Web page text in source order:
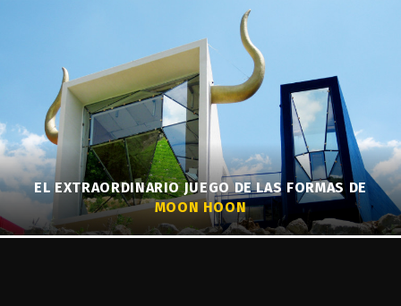
EL EXTRAORDINARIO JUEGO DE LAS FORMAS DE
MOON HOON